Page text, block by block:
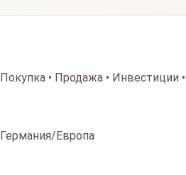
Покупка • Продажа •
Германия/Европа